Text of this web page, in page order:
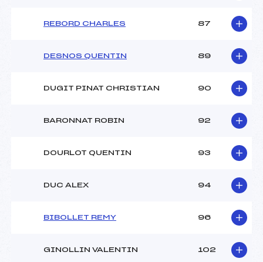
REBORD CHARLES 87
DESNOS QUENTIN 89
DUGIT PINAT CHRISTIAN 90
BARONNAT ROBIN 92
DOURLOT QUENTIN 93
DUC ALEX 94
BIBOLLET REMY 96
GINOLLIN VALENTIN 102